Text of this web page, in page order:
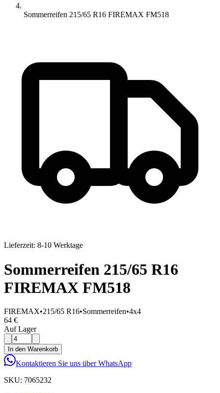
Sommerreifen 215/65 R16 FIREMAX FM518
Lieferzeit: 8-10 Werktage
Sommerreifen 215/65 R16
FIREMAX FM518
FIREMAX•215/65 R16•Sommerreifen•4x4
64 €
Auf Lager
In den Warenkorb
Kontaktieren Sie uns über WhatsApp
SKU: 7065232